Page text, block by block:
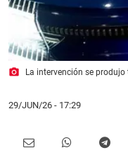
photo_camera La intervención se produjo
29/JUN/26 - 17:29